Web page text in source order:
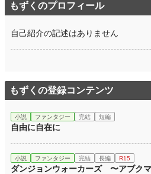
もずくのプロフィール
自己紹介の記述はありません
もずくの登録コンテンツ
小説 ファンタジー 完結 短編
自由に自在に
小説 ファンタジー 完結 長編 R15
ダンジョンウォーカーズ 〜アブク